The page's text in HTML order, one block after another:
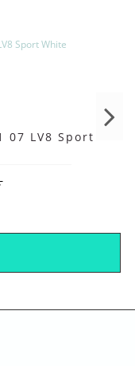
07 LV8 Sport